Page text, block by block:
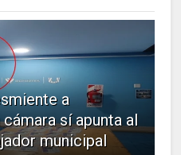
a
sí apunta al
municipal